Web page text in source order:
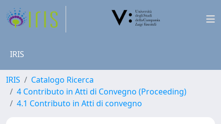
IRIS
IRIS
Catalogo Ricerca
4 Contributo in Atti di Convegno (Proceeding)
4.1 Contributo in Atti di convegno